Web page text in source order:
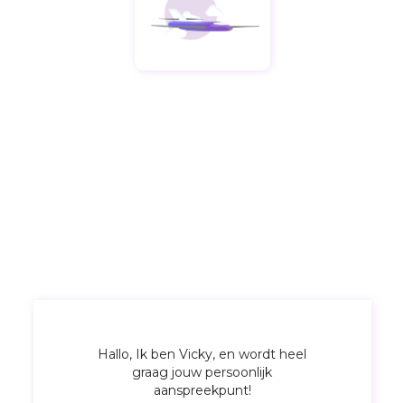
Hallo, Ik ben Vicky, en wordt heel
graag jouw persoonlijk
aanspreekpunt!